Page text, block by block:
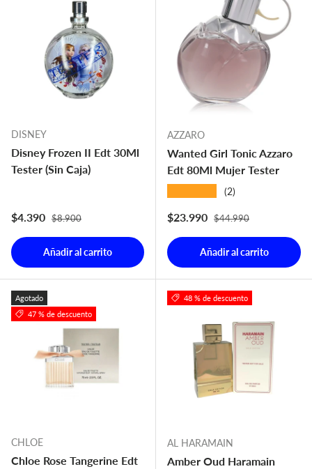
DISNEY
Disney Frozen II Edt 30Ml
Tester (Sin Caja)
Precio de venta
$4.390 Precio normal
$8.900
Añadir al carrito
AZZARO
Wanted Girl Tonic Azzaro
Edt 80Ml Mujer Tester
(2)
Precio de venta
$23.990 Precio normal
$44.990
Añadir al carrito
Agotado
47 % de descuento
CHLOE
Chloe Rose Tangerine Edt
48 % de descuento
AL HARAMAIN
Amber Oud Haramain